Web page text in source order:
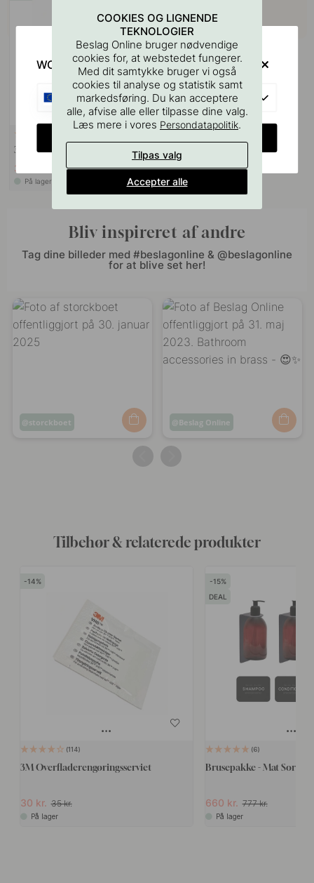
3M Overfladerengøringsserviet
30 kr
På lager
Bliv inspireret af andre
Tag dine billeder med #beslagonline & @beslagonline
for at blive set her!
Opslag
storckboet
Opslag
Beslag Online
Tilbehør & relaterede produkter
14
114
3M Overfladerengøringsserviet
30 kr. 35 kr.
På lager
15
DEAL
6
Brusepakke - Mat Sort
660 kr. 777 kr.
På lager
COOKIES OG LIGNENDE
TEKNOLOGIER
Beslag Online bruger nødvendige
cookies for, at webstedet fungerer.
Med dit samtykke bruger vi også
cookies til analyse og statistik samt
markedsføring. Du kan acceptere
alle, afvise alle eller tilpasse dine valg.
Læs mere i vores Persondatapolitik.
Tilpas valg
Accepter alle
WOULD YOU RATHER VISIT?
EU